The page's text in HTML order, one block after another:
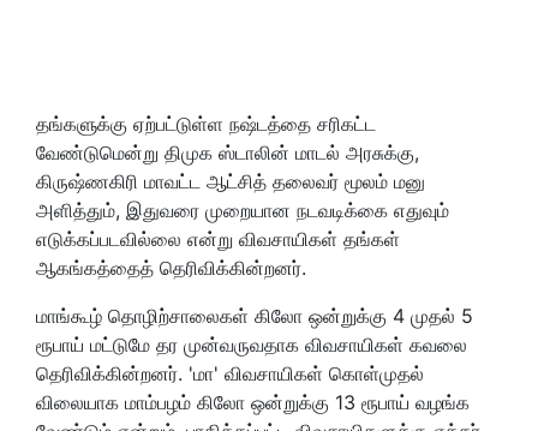
தங்களுக்கு ஏற்பட்டுள்ள நஷ்டத்தை சரிகட்ட
வேண்டுமென்று திமுக ஸ்டாலின் மாடல் அரசுக்கு,
கிருஷ்ணகிரி மாவட்ட ஆட்சித் தலைவர் மூலம் மனு
அளித்தும், இதுவரை முறையான நடவடிக்கை எதுவும்
எடுக்கப்படவில்லை என்று விவசாயிகள் தங்கள்
ஆகங்கத்தைத் தெரிவிக்கின்றனர்.
மாங்கூழ் தொழிற்சாலைகள் கிலோ ஒன்றுக்கு 4 முதல் 5
ரூபாய் மட்டுமே தர முன்வருவதாக விவசாயிகள் கவலை
தெரிவிக்கின்றனர். 'மா' விவசாயிகள் கொள்முதல்
விலையாக மாம்பழம் கிலோ ஒன்றுக்கு 13 ரூபாய் வழங்க